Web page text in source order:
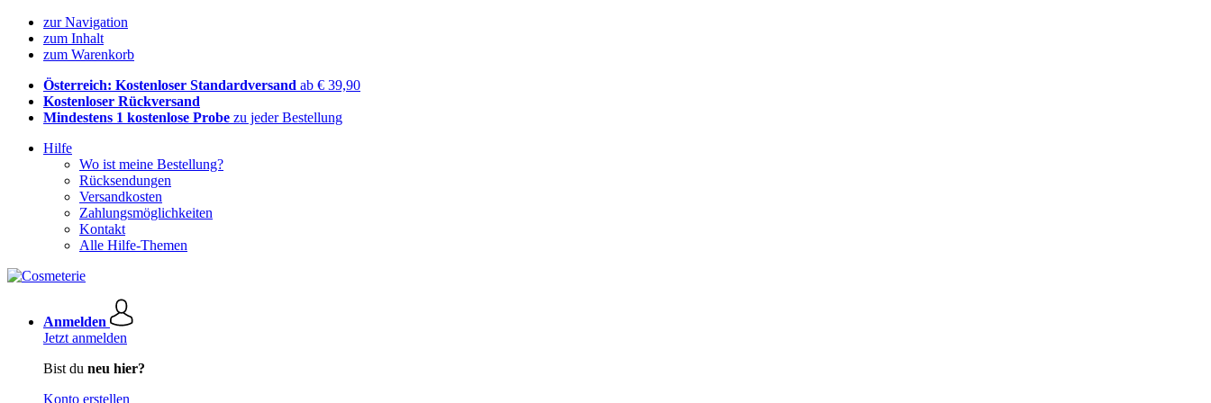
zur Navigation
zum Inhalt
zum Warenkorb
Österreich: Kostenloser Standardversand ab € 39,90
Kostenloser Rückversand
Mindestens 1 kostenlose Probe zu jeder Bestellung
Hilfe
Wo ist meine Bestellung?
Rücksendungen
Versandkosten
Zahlungsmöglichkeiten
Kontakt
Alle Hilfe-Themen
Anmelden
Jetzt anmelden
Bist du neu hier?
Konto erstellen